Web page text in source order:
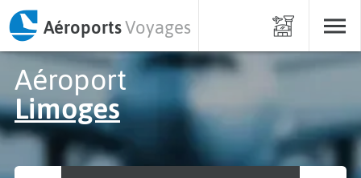
AéroportsVoyages
Aéroport
Limoges